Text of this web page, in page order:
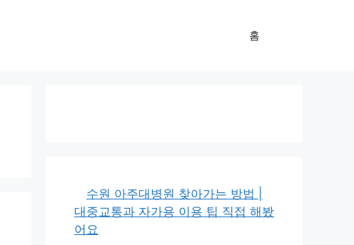
홈
수원 아주대병원 찾아가는 방법 |
대중교통과 자가용 이용 팁 직접 해봤
어요